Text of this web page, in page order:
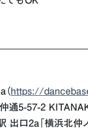
https://
通5-57-2
出口2a「横浜北仲ノ